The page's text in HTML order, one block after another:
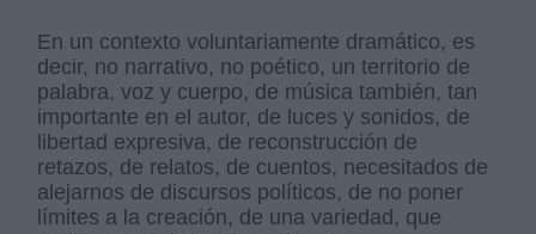
En un contexto voluntariamente dramático, es
decir, no narrativo, no poético, un territorio de
palabra, voz y cuerpo, de música también, tan
importante en el autor, de luces y sonidos, de
libertad expresiva, de reconstrucción de
retazos, de relatos, de cuentos, necesitados de
alejarnos de discursos políticos, de no poner
límites a la creación, de una variedad, que